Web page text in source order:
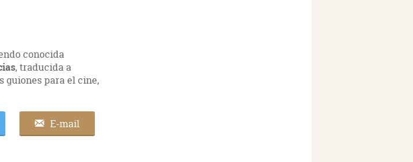
conocida
, traducida a
para el cine,
E-mail